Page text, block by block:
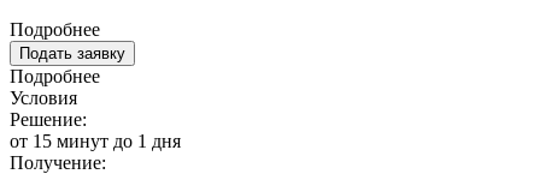
Подробнее
Подать заявку
Подробнее
Условия
Решение:
от 15 минут до 1 дня
Получение: